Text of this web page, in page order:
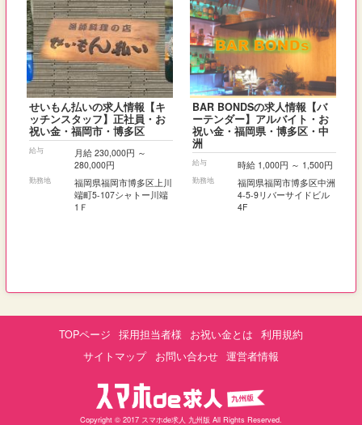
せいもん払いの求人情報【キ
ッチンスタッフ】正社員・お
祝い金・福岡市・博多区
給与
月給 230,000円 ～
280,000円
勤務地
福岡県福岡市博多区上川
端町5-107シャトー川端
1Ｆ
BAR BONDSの求人情報【バ
ーテンダー】アルバイト・お
祝い金・福岡県・博多区・中
洲
給与 時給 1,000円 ～ 1,500円
勤務地
福岡県福岡市博多区中洲
4-5-9リバーサイドビル
4F
TOPページ 採用担当者様 お祝い金とは
利用規約
サイトマップ
お問い合わせ 運営者情報
Copyright © 2017 スマホde求人 九州版 All Rights Reserved.